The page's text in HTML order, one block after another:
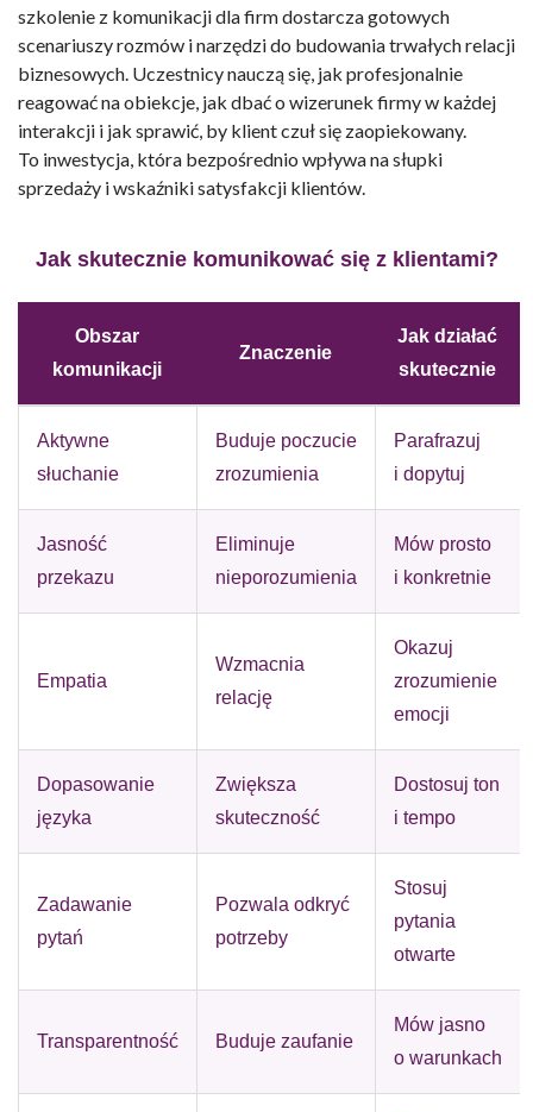
szkolenie z komunikacji dla firmdostarcza gotowych
scenariuszy rozmów i narzędzi do budowania trwałych relacji
biznesowych. Uczestnicy nauczą się, jak profesjonalnie
reagować na obiekcje, jak dbać o wizerunek firmy w każdej
interakcji i jak sprawić, by klient czuł się zaopiekowany.
To inwestycja, która bezpośrednio wpływa na słupki
sprzedaży i wskaźniki satysfakcji klientów.
Jak skutecznie komunikować się z klientami?
Obszar
komunikacji
Znaczenie
Jak działać
skutecznie
Aktywne
słuchanie
Buduje poczucie
zrozumienia
Parafrazuj
i dopytuj
Jasność
przekazu
Eliminuje
nieporozumienia
Mów prosto
i konkretnie
Empatia
Wzmacnia
relację
Okazuj
zrozumienie
emocji
Dopasowanie
języka
Zwiększa
skuteczność
Dostosuj ton
i tempo
Zadawanie
pytań
Pozwala odkryć
potrzeby
Stosuj
pytania
otwarte
Transparentność Buduje zaufanie
Mów jasno
o warunkach